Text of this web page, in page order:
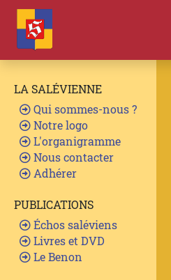
LA SALÉVIENNE
Qui sommes-nous ?
Notre logo
L'organigramme
Nous contacter
Adhérer
PUBLICATIONS
Échos saléviens
Livres et DVD
Le Benon